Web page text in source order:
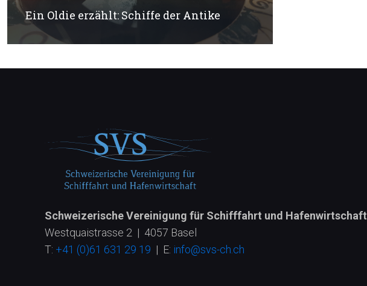
Ein Oldie erzählt: Schiffe der Antike
Schweizerische Vereinigung für Schifffahrt und Hafenwirtschaft
Westquaistrasse 2 | 4057 Basel
T: +41 (0)61 631 29 19 | E: info@svs-ch.ch